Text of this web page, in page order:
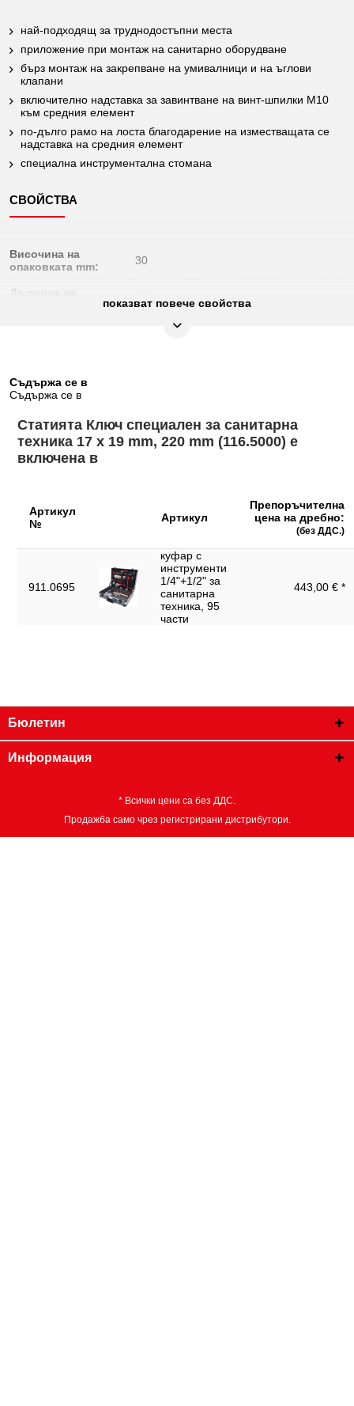
най-подходящ за труднодостъпни места
приложение при монтаж на санитарно оборудване
бърз монтаж на закрепване на умивалници и на ъглови
клапани
включително надставка за завинтване на винт-шпилки М10
към средния елемент
по-дълго рамо на лоста благодарение на изместващата се
надставка на средния елемент
специална инструментална стомана
СВОЙСТВА
Височина на
опаковката mm:
30
Дължина на
217
Фина хром-ванадиева стомана, матово
приложение винтове-
шпилки:
Обща дължина L в
220.0
Профил 2:
Тегло в g:
Функции – атрибут 1: реверсивен
Широчина на ключа в
mm:
17x19
показват повече свойства
Съдържа се в
Съдържа се в
Статията Ключ специален за санитарна
техника 17 x 19 mm, 220 mm (116.5000) е
включена в
Артикул
№
Артикул
Препоръчителна
цена на дребно:
(без ДДС.)
911.0695
куфар с
инструменти
1/4"+1/2" за
санитарна
техника, 95
части
443,00 € *
Бюлетин
Информация
* Всички цени са без ДДС.
Продажба само чрез регистрирани дистрибутори.